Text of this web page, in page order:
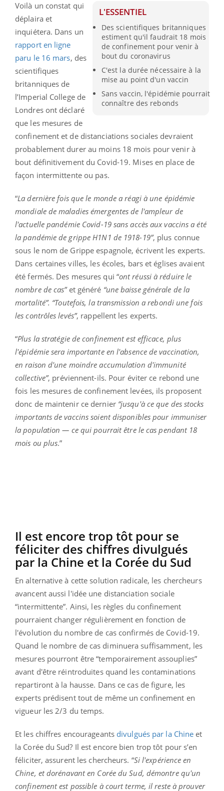
L'ESSENTIEL
Des scientifiques britanniques
estiment qu'il faudrait 18 mois
de confinement pour venir à
bout du coronavirus
C'est la durée nécessaire à la
mise au point d'un vaccin
Sans vaccin, l'épidémie pourrait
connaître des rebonds
Voilà un constat qui
déplaira et
inquiétera. Dans un
rapport en ligne
paru le 16 mars, des
scientifiques
britanniques de
l’Imperial College de
Londres ont déclaré
que les mesures de
confinement et de distanciations sociales devraient
probablement durer au moins 18 mois pour venir à
bout définitivement du Covid-19. Mises en place de
façon intermittente ou pas.
“La dernière fois que le monde a réagi à une épidémie
mondiale de maladies émergentes de l'ampleur de
l'actuelle pandémie Covid-19 sans accès aux vaccins a été
la pandémie de grippe H1N1 de 1918-19”, plus connue
sous le nom de Grippe espagnole, écrivent les experts.
Dans certaines villes, les écoles, bars et églises avaient
été fermés. Des mesures qui “ont réussi à réduire le
nombre de cas” et généré “une baisse générale de la
mortalité”. “Toutefois, la transmission a rebondi une fois
les contrôles levés”, rappellent les experts.
“Plus la stratégie de confinement est efficace, plus
l'épidémie sera importante en l'absence de vaccination,
en raison d'une moindre accumulation d'immunité
collective”, préviennent-ils. Pour éviter ce rebond une
fois les mesures de confinement levées, ils proposent
donc de maintenir ce dernier“jusqu'à ce que des stocks
importants de vaccins soient disponibles pour immuniser
la population — ce qui pourrait être le cas pendant 18
mois ou plus.”
Il est encore trop tôt pour se
féliciter des chiffres divulgués
par la Chine et la Corée du Sud
En alternative à cette solution radicale, les chercheurs
avancent aussi l'idée une distanciation sociale
“intermittente”. Ainsi, les règles du confinement
pourraient changer régulièrement en fonction de
l'évolution du nombre de cas confirmés de Covid-19.
Quand le nombre de cas diminuera suffisamment, les
mesures pourront être “temporairement assouplies”
avant d'être réintroduites quand les contaminations
repartiront à la hausse. Dans ce cas de figure, les
experts prédisent tout de même un confinement en
vigueur les 2/3 du temps.
Et les chiffres encourageants divulgués par la Chine et
la Corée du Sud? Il est encore bien trop tôt pour s’en
féliciter, assurent les chercheurs. “Si l'expérience en
Chine, et dorénavant en Corée du Sud, démontre qu'un
confinement est possible à court terme, il reste à prouver